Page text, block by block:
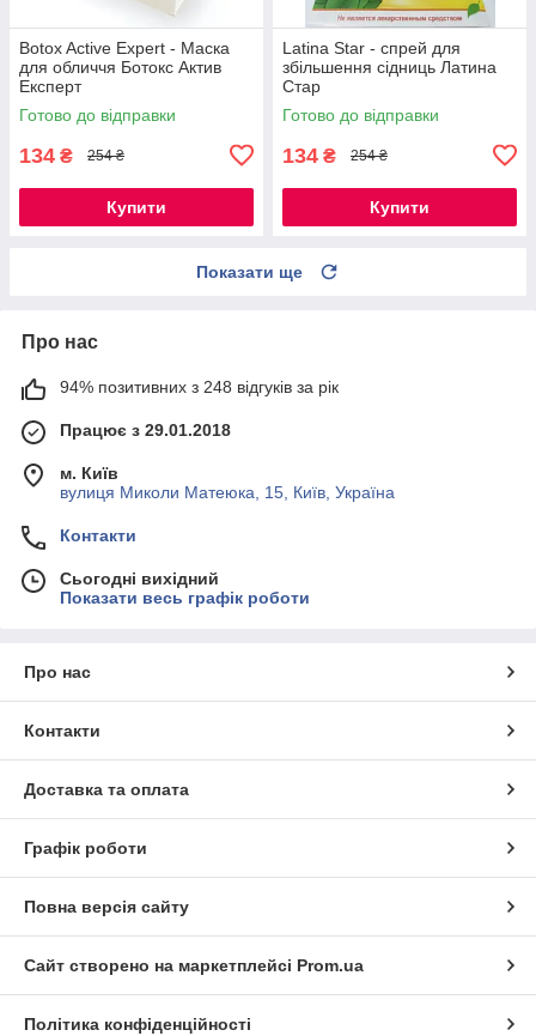
Botox Active Expert - Маска
для обличчя Ботокс Актив
Експерт
Готово до відправки
134 ₴ 254 ₴
Купити
Latina Star - спрей для
збільшення сідниць Латина
Стар
Готово до відправки
134 ₴ 254 ₴
Купити
Показати ще
Про нас
94% позитивних з 248 відгуків за рік
Працює з 29.01.2018
м. Київ
вулиця Миколи Матеюка, 15, Київ, Україна
Контакти
Сьогодні вихідний
Показати весь графік роботи
Про нас
Контакти
Доставка та оплата
Графік роботи
Повна версія сайту
Сайт створено на маркетплейсі Prom.ua
Політика конфіденційності